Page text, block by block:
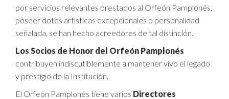
por servicios relevantes prestados al Orfeón Pamplonés,
poseer dotes artísticas excepcionales o personalidad
señalada, se han hecho acreedores de tal distinción.
Los Socios de Honor del Orfeón Pamplonés
contribuyen indiscutiblemente a mantener vivo el legado
y prestigio de la Institución.
El Orfeón Pamplonés tiene varios Directores